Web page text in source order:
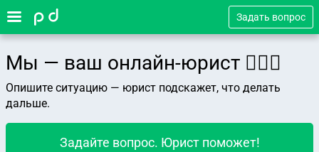
Задать вопрос
Мы — ваш онлайн-юрист 👨🏻‍⚖️
Опишите ситуацию — юрист подскажет, что делать
дальше.
Задайте вопрос. Юрист поможет!